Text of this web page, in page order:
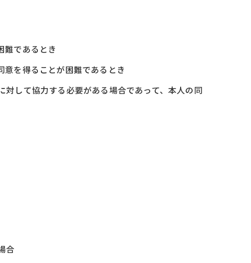
難であるとき
を得ることが困難であるとき
して協力する必要がある場合であって、本人の同
合